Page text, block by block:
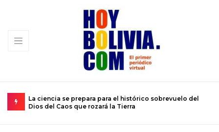
La ciencia se prepara para el histórico sobrevuelo del
Dios del Caos que rozará la Tierra